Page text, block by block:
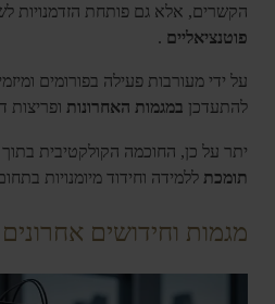
הקשרים, אלא גם פותחת הזדמנויות
פוטנציאליים .
על ידי מעורבות פעילה בפורומים
להתעדכן במגמות האחרונות ופריצות
יתר על כן, החוכמה הקולקטיבית
תומכת ללמידה וחידוד מיומנויות
מגמות וחידושים אחרונים